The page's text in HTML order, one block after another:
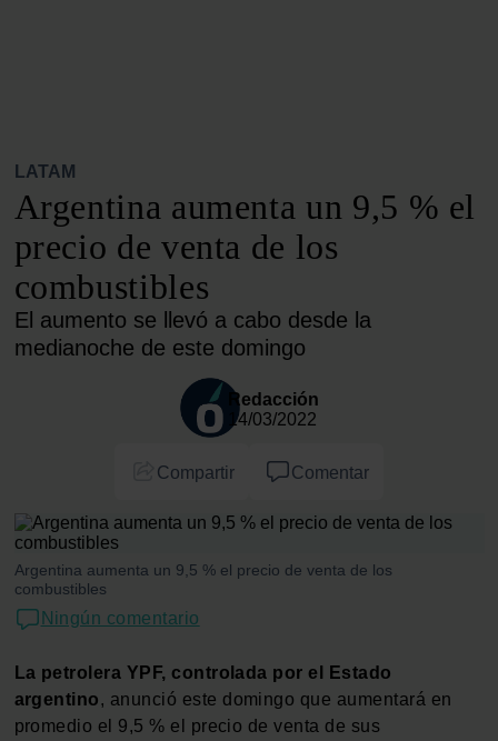
LATAM
Argentina aumenta un 9,5 % el
precio de venta de los
combustibles
El aumento se llevó a cabo desde la
medianoche de este domingo
Redacción
14/03/2022
Compartir Comentar
Argentina aumenta un 9,5 % el precio de venta de los
combustibles
Ningún comentario
La petrolera YPF, controlada por el Estado
argentino, anunció este domingo que aumentará en
promedio el 9,5 % el precio de venta de sus